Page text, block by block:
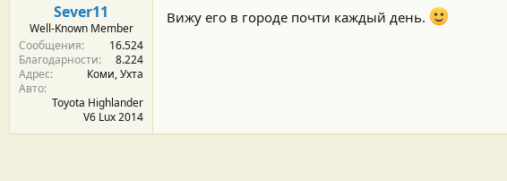
Sever11
Well-Known Member
Сообщения
16.524
Благодарности
8.224
Адрес
Коми, Ухта
Авто
Toyota Highlander
V6 Lux 2014
Вижу его в городе почти каждый день.